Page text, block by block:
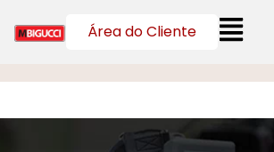
Área do Cliente